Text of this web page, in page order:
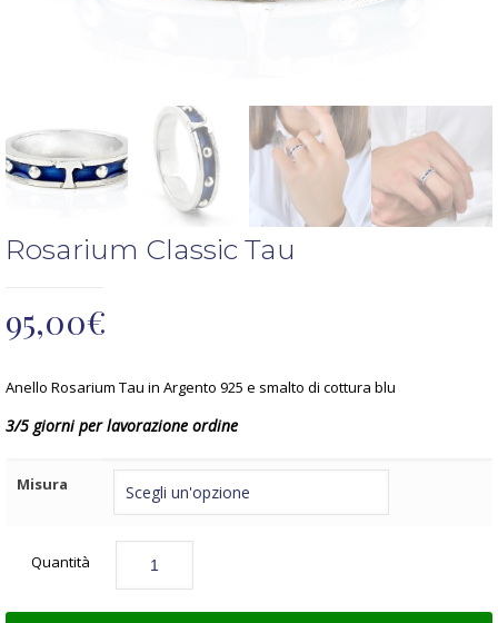
Rosarium Classic Tau
95,00€
Anello Rosarium Tau in Argento 925 e smalto di cottura blu
3/5 giorni per lavorazione ordine
Misura
Quantità